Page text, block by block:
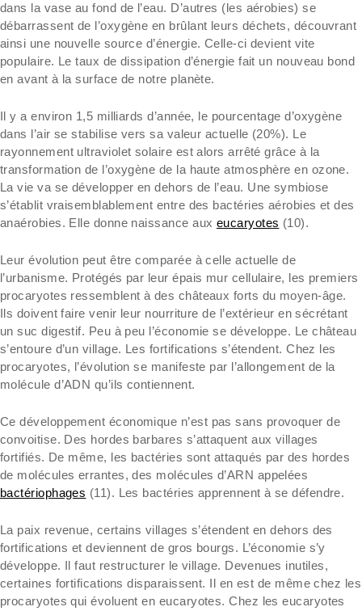
dans la vase au fond de l’eau. D’autres (les aérobies) se
débarrassent de l’oxygène en brûlant leurs déchets, découvrant
ainsi une nouvelle source d’énergie. Celle-ci devient vite
populaire. Le taux de dissipation d’énergie fait un nouveau bond
en avant à la surface de notre planète.
Il y a environ 1,5 milliards d’année, le pourcentage d’oxygène
dans l’air se stabilise vers sa valeur actuelle (20%). Le
rayonnement ultraviolet solaire est alors arrêté grâce à la
transformation de l’oxygène de la haute atmosphère en ozone.
La vie va se développer en dehors de l’eau. Une symbiose
s’établit vraisemblablement entre des bactéries aérobies et des
anaérobies. Elle donne naissance aux eucaryotes (10).
Leur évolution peut être comparée à celle actuelle de
l’urbanisme. Protégés par leur épais mur cellulaire, les premiers
procaryotes ressemblent à des châteaux forts du moyen-âge.
Ils doivent faire venir leur nourriture de l’extérieur en sécrétant
un suc digestif. Peu à peu l’économie se développe. Le château
s’entoure d’un village. Les fortifications s’étendent. Chez les
procaryotes, l’évolution se manifeste par l’allongement de la
molécule d’ADN qu’ils contiennent.
Ce développement économique n’est pas sans provoquer de
convoitise. Des hordes barbares s’attaquent aux villages
fortifiés. De même, les bactéries sont attaqués par des hordes
de molécules errantes, des molécules d’ARN appelées
bactériophages (11). Les bactéries apprennent à se défendre.
La paix revenue, certains villages s’étendent en dehors des
fortifications et deviennent de gros bourgs. L’économie s’y
développe. Il faut restructurer le village. Devenues inutiles,
certaines fortifications disparaissent. Il en est de même chez les
procaryotes qui évoluent en eucaryotes. Chez les eucaryotes